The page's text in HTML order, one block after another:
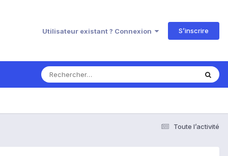
Utilisateur existant ? Connexion S’inscrire
Toute l’activité